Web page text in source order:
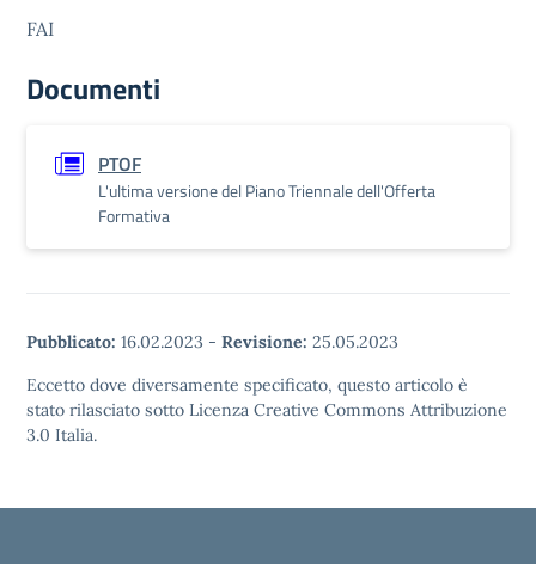
FAI
Documenti
PTOF
L'ultima versione del Piano Triennale dell'Offerta
Formativa
Pubblicato: 16.02.2023 - Revisione: 25.05.2023
Eccetto dove diversamente specificato, questo articolo è
stato rilasciato sotto Licenza Creative Commons Attribuzione
3.0 Italia.